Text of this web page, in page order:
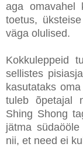
aga omavahel
toetus,
väga olulised.
Kokkuleppeid
sellistes
kasutataks
tuleb õpetajal
Shing Shong
jätma
nii, et need ei